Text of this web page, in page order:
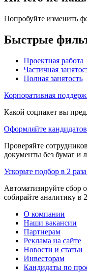
Попробуйте изменить
Быстрые
Проектная работа
Частичная
Полная занятость
Корпоративная
Какой соцпакет вы
Оформляйте
Проверяйте
документы без бумаг и
Ускорьте подбор в 2
Автоматизируйте сбор
собирайте аналитику в
О компании
Наши вакансии
Партнерам
Реклама на сайте
Новости и статьи
Инвесторам
Кандидаты по